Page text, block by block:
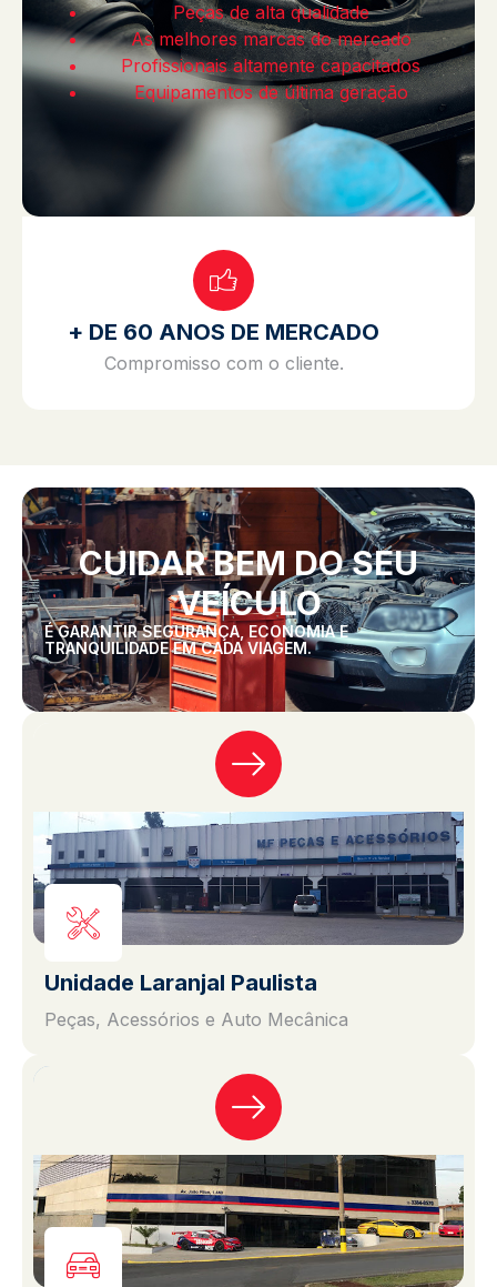
Peças de alta qualidade
As melhores marcas do mercado
Profissionais altamente capacitados
Equipamentos de última geração
+ DE 60 ANOS DE MERCADO
Compromisso com o cliente.
CUIDAR BEM DO SEU
VEÍCULO
É GARANTIR SEGURANÇA, ECONOMIA E
TRANQUILIDADE EM CADA VIAGEM.
Unidade Laranjal Paulista
Peças, Acessórios e Auto Mecânica